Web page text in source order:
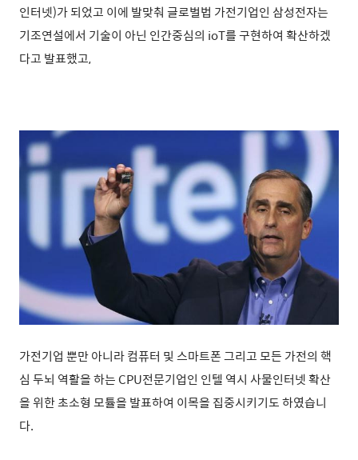
인터넷)가 되었고 이에 발맞춰 글로벌법 가전기업인 삼성전자는
기조연설에서 기술이 아닌 인간중심의 ioT를 구현하여 확산하겠
다고 발표했고,
가전기업 뿐만 아니라 컴퓨터 및 스마트폰 그리고 모든 가전의 핵
심 두뇌 역활을 하는 CPU전문기업인 인텔 역시 사물인터넷 확산
을 위한 초소형 모튤을 발표하여 이목을 집중시키기도 하였습니
다.